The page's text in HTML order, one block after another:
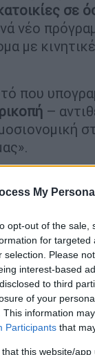
My
opt-out of the
for
selection. Please
interest-based
to third
of your
This information
Participants that
that this website/
σε
νέο
με
που
–
καλοκαιριού
που
Πώς